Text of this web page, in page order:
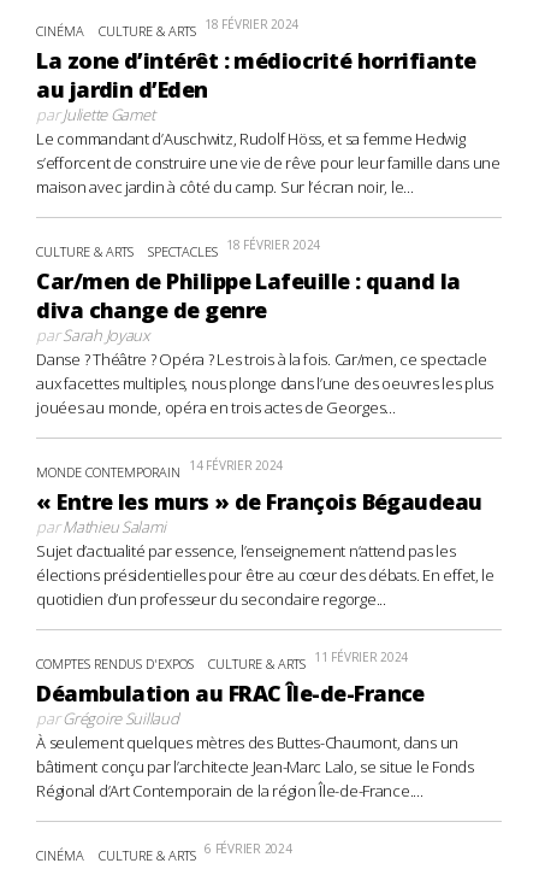
CINÉMA CULTURE & ARTS 18 FÉVRIER 2024
La zone d’intérêt : médiocrité horrifiante
au jardin d’Eden
parJuliette Gamet
Le commandant d’Auschwitz, Rudolf Höss, et sa femme Hedwig
s’efforcent de construire une vie de rêve pour leur famille dans une
maison avec jardin à côté du camp. Sur l’écran noir, le...
CULTURE & ARTS SPECTACLES 18 FÉVRIER 2024
Car/men de Philippe Lafeuille : quand la
diva change de genre
parSarah Joyaux
Danse ? Théâtre ? Opéra ? Les trois à la fois. Car/men, ce spectacle
aux facettes multiples, nous plonge dans l’une des oeuvres les plus
jouées au monde, opéra en trois actes de Georges...
MONDE CONTEMPORAIN 14 FÉVRIER 2024
« Entre les murs » de François Bégaudeau
parMathieu Salami
Sujet d’actualité par essence, l’enseignement n’attend pas les
élections présidentielles pour être au cœur des débats. En effet, le
quotidien d’un professeur du secondaire regorge...
COMPTES RENDUS D'EXPOS CULTURE & ARTS 11 FÉVRIER 2024
Déambulation au FRAC Île-de-France
parGrégoire Suillaud
À seulement quelques mètres des Buttes-Chaumont, dans un
bâtiment conçu par l’architecte Jean-Marc Lalo, se situe le Fonds
Régional d’Art Contemporain de la région Île-de-France....
CINÉMA CULTURE & ARTS 6 FÉVRIER 2024